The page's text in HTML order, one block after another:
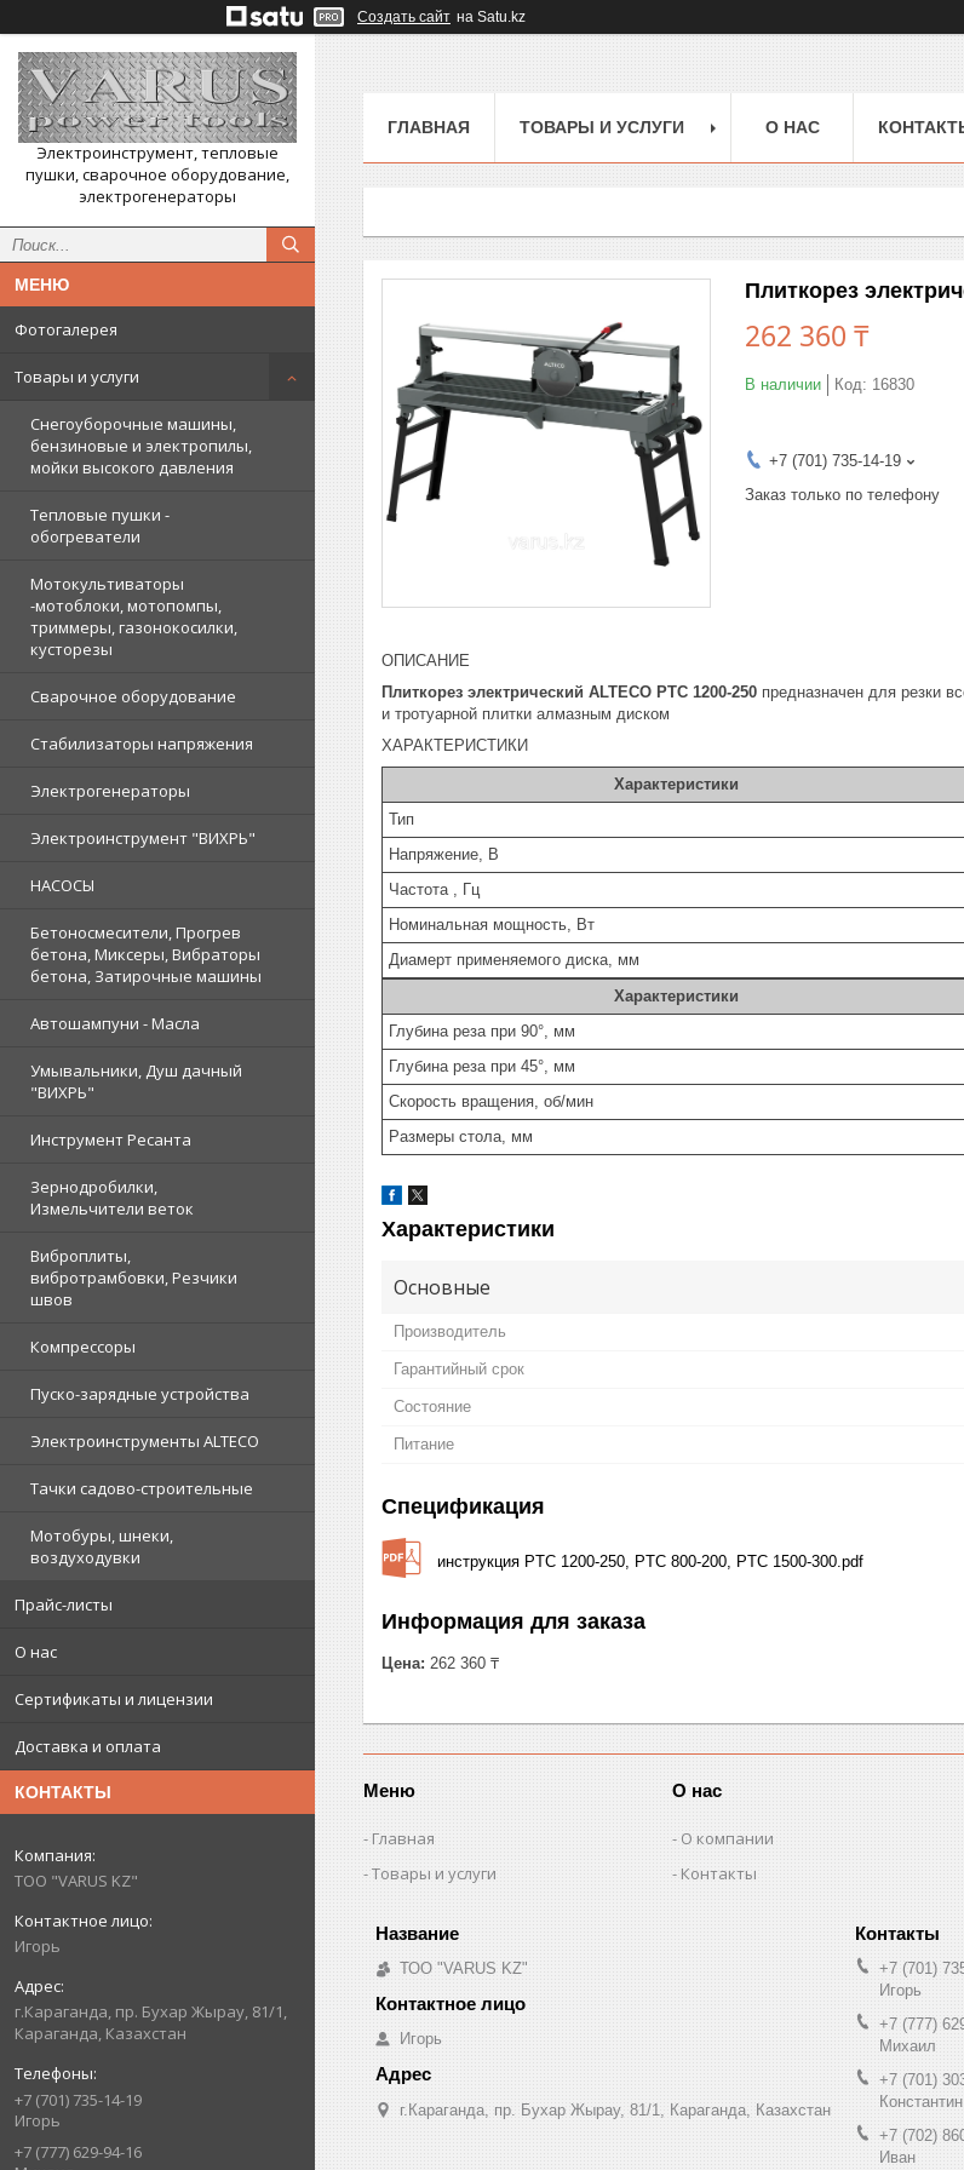
Создать сайт на Satu.kz
Электроинструмент, тепловые
пушки, сварочное оборудование,
электрогенераторы
Фотогалерея
Товары и услуги
Снегоуборочные машины,
бензиновые и электропилы,
мойки высокого давления
Тепловые пушки -
обогреватели
Мотокультиваторы
-мотоблоки, мотопомпы,
триммеры, газонокосилки,
кусторезы
Сварочное оборудование
Стабилизаторы напряжения
Электрогенераторы
Электроинструмент "ВИХРЬ"
НАСОСЫ
Бетоносмесители, Прогрев
бетона, Миксеры, Вибраторы
бетона, Затирочные машины
Автошампуни - Масла
Умывальники, Душ дачный
"ВИХРЬ"
Инструмент Ресанта
Зернодробилки,
Измельчители веток
Виброплиты,
вибротрамбовки, Резчики
швов
Компрессоры
Пуско-зарядные устройства
Электроинструменты ALTECO
Тачки садово-строительные
Мотобуры, шнеки,
воздуходувки
Прайс-листы
О нас
Сертификаты и лицензии
Доставка и оплата
КОНТАКТЫ
ТОО "VARUS KZ"
Игорь
г.Караганда, пр. Бухар Жырау, 81/1,
Караганда, Казахстан
+7 (701) 735-14-19
Игорь
+7 (777) 629-94-16
ГЛАВНАЯ ТОВАРЫ И УСЛУГИ О НАС
Плиткорез
262 360 ₸
В наличии Код: 16830
+7 (701) 735-14-19
Заказ только по телефону
ОПИСАНИЕ
Плиткорез электрический ALTECO PTC 1200-250 предназначен для резки
и тротуарной плитки алмазным диском
ХАРАКТЕРИСТИКИ
Характеристики
Тип
Напряжение, В
Частота , Гц
Номинальная мощность, Вт
Диамерт применяемого диска, мм
Характеристики
Глубина реза при 90°, мм
Глубина реза при 45°, мм
Скорость вращения, об/мин
Размеры стола, мм
Характеристики
Основные
Производитель
Гарантийный срок
Состояние
Питание
Спецификация
инструкция PTC 1200-250, PTC 800-200, PTC 1500-300.pdf
Информация для заказа
Цена: 262 360 ₸
Меню
Главная
Товары и услуги
О нас
О компании
Контакты
ТОО "VARUS KZ"
Игорь
г.Караганда, пр. Бухар Жырау, 81/1, Караганда, Казахстан
+7 (701)
Игорь
+7 (777)
Михаил
+7 (701)
Константин
+7 (702)
Иван